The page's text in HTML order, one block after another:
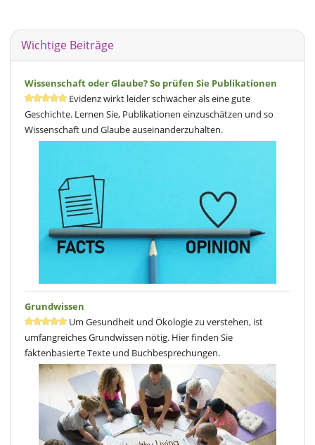
Wichtige Beiträge
Wissenschaft oder Glaube? So prüfen Sie Publikationen
Evidenz wirkt leider schwächer als eine gute
Geschichte. Lernen Sie, Publikationen einzuschätzen und so
Wissenschaft und Glaube auseinanderzuhalten.
Grundwissen
Um Gesundheit und Ökologie zu verstehen, ist
umfangreiches Grundwissen nötig. Hier finden Sie
faktenbasierte Texte und Buchbesprechungen.